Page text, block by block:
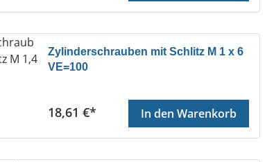
Zylinderschrauben mit Schlitz M 1 x 6
VE=100
Regulärer Preis:
18,61 €* In den Warenkorb